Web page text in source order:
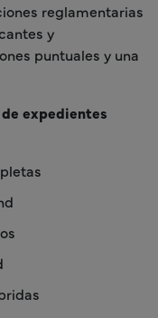
reglamentarias
y
puntuales y una
expedientes